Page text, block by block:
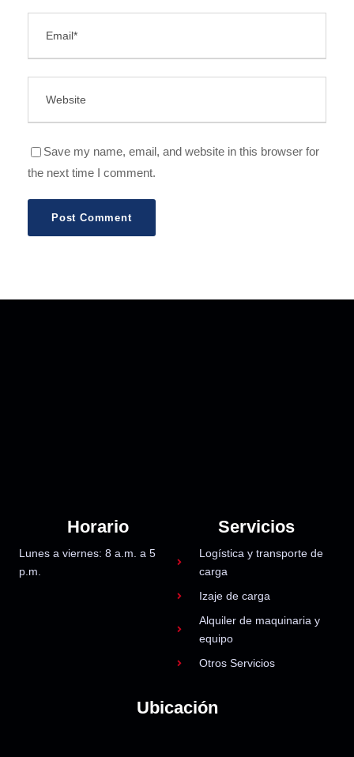
Save my name, email, and website in this browser for
the next time I comment.
Horario
Lunes a viernes: 8 a.m. a 5
p.m.
Servicios
Logística y transporte de
carga
Izaje de carga
Alquiler de maquinaria y
equipo
Otros Servicios
Ubicación